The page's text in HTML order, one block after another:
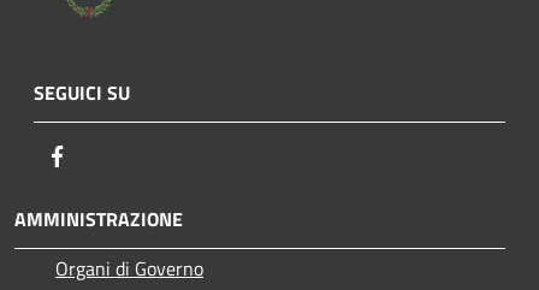
SEGUICI SU
AMMINISTRAZIONE
Organi di Governo